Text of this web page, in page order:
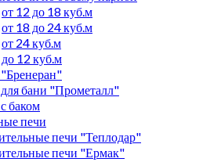
от 12 до 18 куб.м
от 18 до 24 куб.м
от 24 куб.м
до 12 куб.м
бани "Прометалл"
баком
печи
печи "Теплодар"
печи "Ермак"